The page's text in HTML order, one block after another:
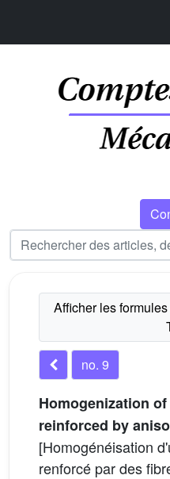
no. 9
Homogenization
reinforced by
[Homogénéisation
renforcé par des